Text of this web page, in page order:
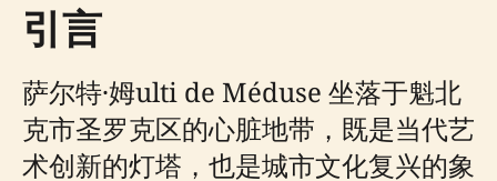
引言
萨尔特·姆ulti de Méduse 坐落于魁北
克市圣罗克区的心脏地带，既是当代艺
术创新的灯塔，也是城市文化复兴的象